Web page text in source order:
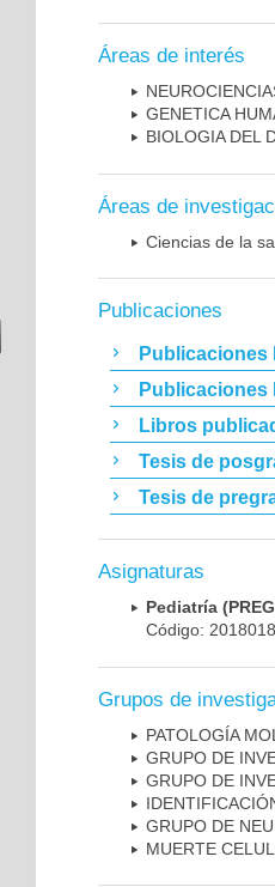
Áreas de interés
GENETICA
BIOLOGIA DEL
Áreas de
Ciencias de la
Publicaciones
Publicaciones
Publicaciones
Libros
Tesis de
Tesis de
Asignaturas
Pediatría
Código:
Grupos de
PATOLOGÍA
GRUPO DE
GRUPO DE
GRUPO DE
MUERTE